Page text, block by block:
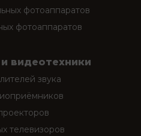
фотоаппаратов
фотоаппаратов
видеотехники
звука
телевизоров